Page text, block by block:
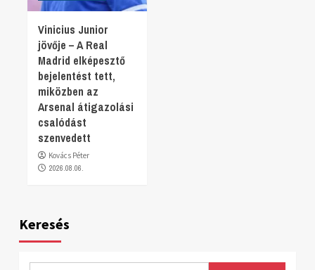
Vinicius Junior
jövője – A Real
Madrid elképesztő
bejelentést tett,
miközben az
Arsenal átigazolási
csalódást
szenvedett
Kovács Péter
2026.08.06.
Keresés